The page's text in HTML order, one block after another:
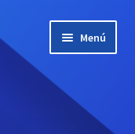
Menú